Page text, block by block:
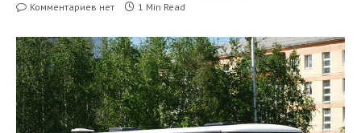
Комментариев нет 1 Min Read